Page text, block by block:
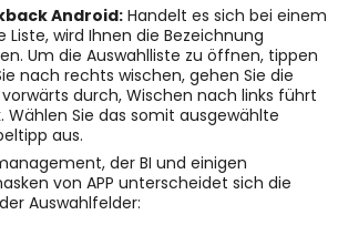
Android: Handelt es sich bei einem
wird Ihnen die Bezeichnung
Um die Auswahlliste zu öffnen, tippen
nach rechts wischen, gehen Sie die
durch, Wischen nach links führt
Wählen Sie das somit ausgewählte
aus.
der BI und einigen
von APP unterscheidet sich die
Auswahlfelder: